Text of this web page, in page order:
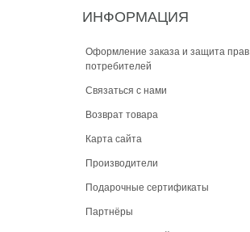
ИНФОРМАЦИЯ
Оформление заказа и защита прав
потребителей
Связаться с нами
Возврат товара
Карта сайта
Производители
Подарочные сертификаты
Партнёры